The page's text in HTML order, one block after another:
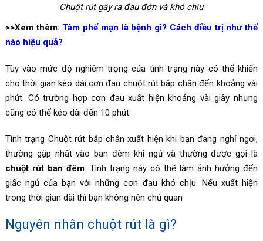
Chuột rút gây ra đau đớn và khó chịu
>>Xem thêm: Tâm phế mạn là bệnh gì? Cách điều trị như thế
nào hiệu quả?
Tùy vào mức độ nghiêm trọng của tình trạng này có thể khiến
cho thời gian kéo dài cơn đau chuột rút bắp chân đến khoảng vài
phút. Có trường hợp cơn đau xuất hiện khoảng vài giây nhưng
cũng có thể kéo dài đến 10 phút.
Tình trạng Chuột rút bắp chân xuất hiện khi bạn đang nghỉ ngơi,
thường gặp nhất vào ban đêm khi ngủ và thường được gọi là
chuột rút ban đêm. Tình trạng này có thể làm ảnh hưởng đến
giấc ngủ của bạn với những cơn đau khó chịu. Nếu xuất hiện
trong thời gian dài thì bạn không nên chủ quan
Nguyên nhân chuột rút là gì?